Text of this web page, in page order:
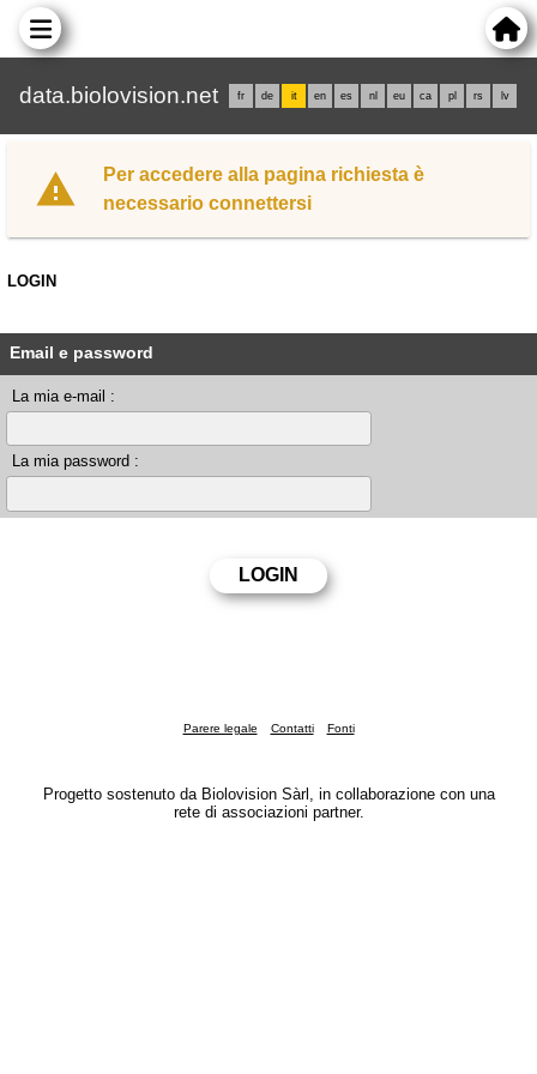
data.biolovision.net fr de it en es nl eu ca pl rs lv
Per accedere alla pagina richiesta è
necessario connettersi
LOGIN
Email e password
La mia e-mail :
La mia password :
Parere legale Contatti Fonti
Progetto sostenuto da Biolovision Sàrl, in collaborazione con una
rete di associazioni partner.